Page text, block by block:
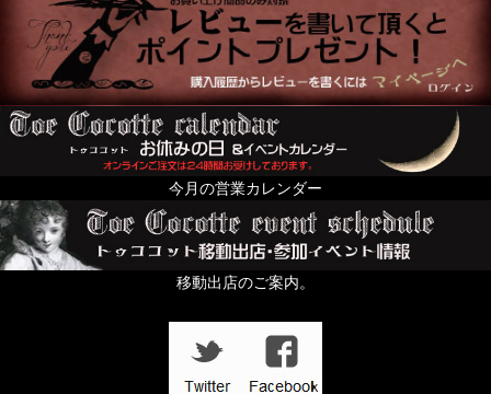
絢爛黄金色装飾品の頁
For KID's and Baby and FANY
オブジェ・人形・立体アート
ちょっと配るのにおすすめプチギフト特集
すずらんの日
今月の営業カレンダー
移動出店のご案内。